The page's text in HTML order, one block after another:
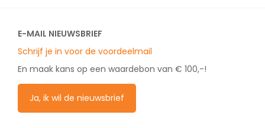
E-MAIL NIEUWSBRIEF
Schrijf je in voor de voordeelmail
En maak kans op een waardebon van € 100,-!
Ja, ik wil de nieuwsbrief